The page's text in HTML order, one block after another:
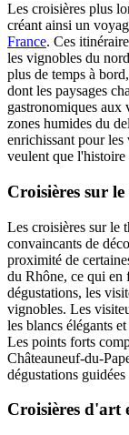
Les croisières plus
créant ainsi un
France. Ces
les vignobles du
plus de temps à
dont les paysages
gastronomiques aux
zones humides du
enrichissant pour
veulent que l'histoire
Croisières sur
Les croisières sur le
convaincants de
proximité de
du Rhône, ce qui en
dégustations, les
vignobles. Les
les blancs élégants
Les points forts
Châteauneuf-du-
dégustations
Croisières d'art